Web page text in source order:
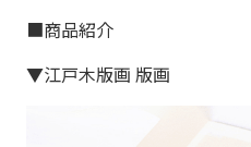
■商品紹介
▼江戸木版画 版画